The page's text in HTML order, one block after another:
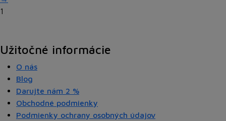
1
Užitočné informácie
O nás
Blog
Darujte nám 2 %
Obchodné podmienky
Podmienky ochrany osobných údajov